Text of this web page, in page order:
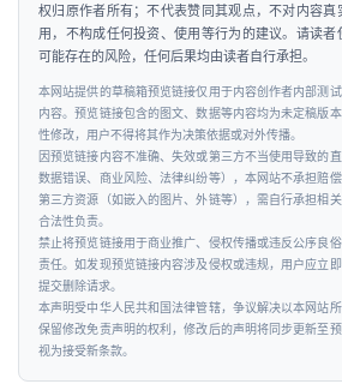
权归原作者所有；不代表赞同其观点，不对内容
用，不构成任何投资、使用等行为的建议。请读
可能存在的风险，任何后果均由读者自行承担。
本网站提供的草稿箱预览链接仅用于内容创作者内部测
内容。预览链接包含的图文、数据等内容均为未定稿版
性修改，用户不得将其作为决策依据或对外传播。
因预览链接内容不准确、失效或第三方不当使用导致的
数据错误、商业风险、法律纠纷等），本网站不承担赔
第三方资源（如嵌入的图片、外链等），需自行承担相
合法性负责。
禁止将预览链接用于商业推广、侵权传播或违反公序良
责任。如发现预览链接内容涉及侵权或违规，用户应立
提交删除请求。
本声明受中华人民共和国法律管辖，争议解决以本网站
保留修改免责声明的权利，修改后的声明将同步更新至
视为接受新条款。